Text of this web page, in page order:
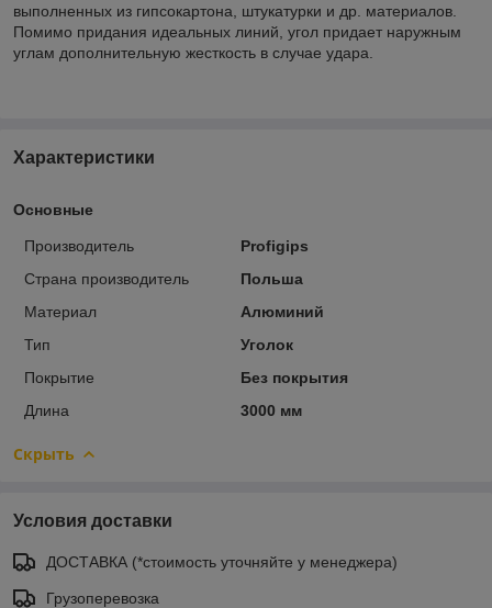
выполненных из гипсокартона, штукатурки и др. материалов.
Помимо придания идеальных линий, угол придает наружным
углам дополнительную жесткость в случае удара.
Характеристики
Основные
Производитель
Profigips
Страна производитель
Польша
Материал
Алюминий
Тип
Уголок
Покрытие
Без покрытия
Длина
3000 мм
Скрыть
Условия доставки
ДОСТАВКА (*стоимость уточняйте у менеджера)
Грузоперевозка